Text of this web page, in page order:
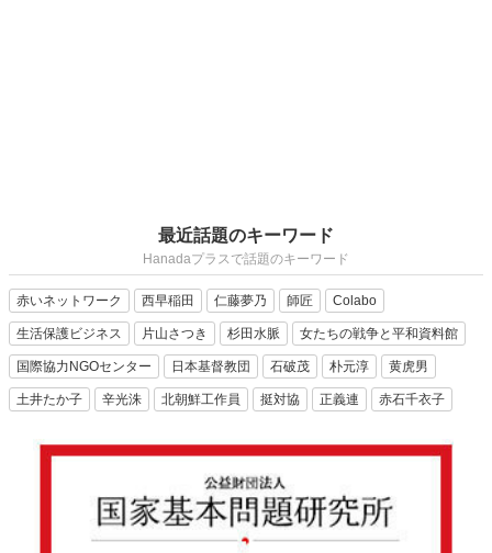
最近話題のキーワード
Hanadaプラスで話題のキーワード
赤いネットワーク 西早稲田 仁藤夢乃 師匠 Colabo
生活保護ビジネス 片山さつき 杉田水脈 女たちの戦争と平和資料館
国際協力NGOセンター 日本基督教団 石破茂 朴元淳 黄虎男
土井たか子 辛光洙 北朝鮮工作員 挺対協 正義連 赤石千衣子